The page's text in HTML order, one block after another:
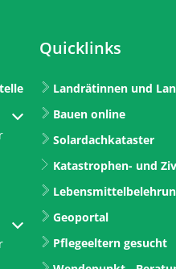
auszublenden
auszublenden
Quicklinks
Landrätinnen und
Bauen online
Solardachkataster
Katastrophen- und
Geoportal
Pflegeeltern gesucht